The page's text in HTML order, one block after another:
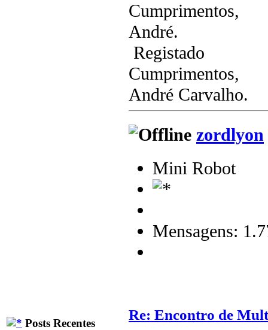
Posts Recentes
Cumprimentos,
André.
Registado
Cumprimentos,
André Carvalho.
zordlyon
Mini Robot
Mensagens:
Re: Encontro de